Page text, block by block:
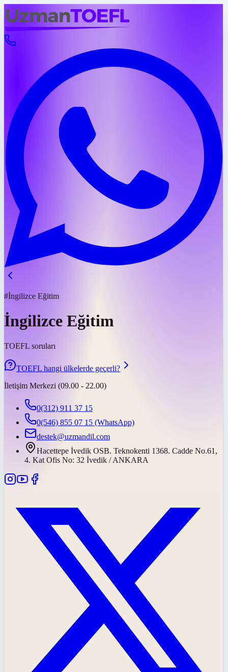
#İngilizce Eğitim
İngilizce Eğitim
TOEFL soruları
TOEFL hangi ülkelerde geçerli?
İletişim Merkezi (09.00 - 22.00)
0(312) 911 37 15
0(546) 855 07 15 (WhatsApp)
destek@uzmandil.com
Hacettepe İvedik OSB. Teknokenti 1368. Cadde No.61,
4. Kat Ofis No: 32 İvedik / ANKARA